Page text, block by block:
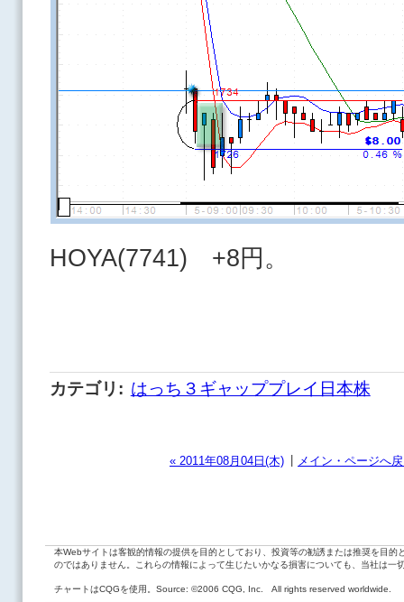
HOYA(7741) +8円。
カテゴリ : はっち３ギャッププレイ日本株
« 2011年08月04日(木) メイン・ページへ
本Webサイトは客観的情報の提供を目的としており、投資等の勧誘または推奨を目
のではありません。これらの情報によって生じたいかなる損害についても、当社は一
チャートはCQGを使用。Source: ©2006 CQG, Inc. All rights reserved worldwide.